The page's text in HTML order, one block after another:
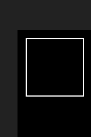
Folge